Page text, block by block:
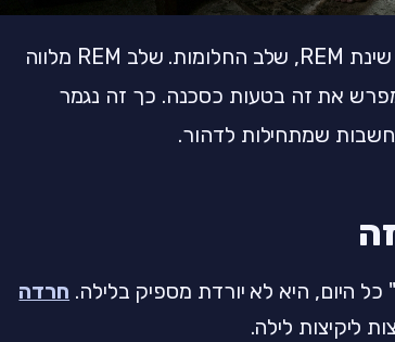
בנוסף, באזור השעה הזאת אתם נמצאים בשלב שינת REM, שלב החלומות. שלב REM מלווה
מפרש את זה בטעות כסכנה. כך זה נגמר
שמתחילות לדהור.
היום, היא לא יורדת מספיק בלילה. חרדה
ליקיצות לילה.